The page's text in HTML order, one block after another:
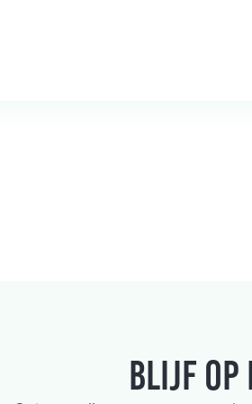
Blijf op